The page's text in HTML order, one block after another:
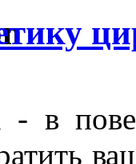
- в